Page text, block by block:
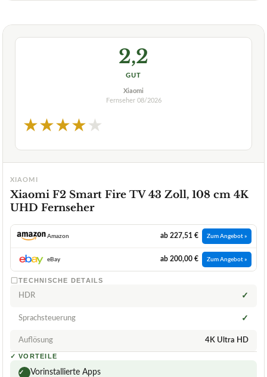
2,2
GUT
Xiaomi
Fernseher 08/2026
★★★★★
XIAOMI
Xiaomi F2 Smart Fire TV 43 Zoll, 108 cm 4K
UHD Fernseher
Amazon ab 227,51 € Zum Angebot »
eBay ab 200,00 € Zum Angebot »
TECHNISCHE DETAILS
HDR ✓
Sprachsteuerung ✓
Auflösung 4K Ultra HD
✓ VORTEILE
✓ Vorinstallierte Apps